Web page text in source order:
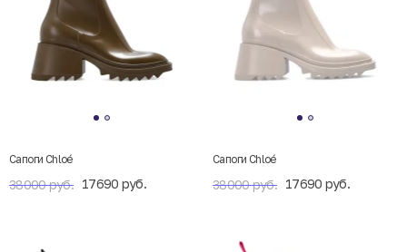
Сапоги Chloé
38000 руб. 17690 руб.
Сапоги Chloé
38000 руб. 17690 руб.